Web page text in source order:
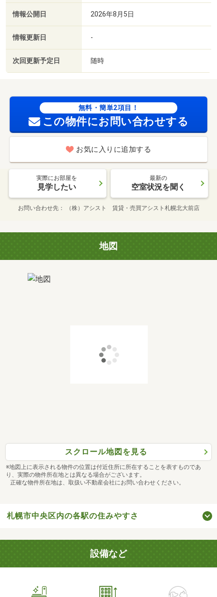
情報公開日 2026年8月5日
情報更新日 -
次回更新予定日 随時
無料・簡単2項目！
この物件にお問い合わせする
お気に入りに追加する
実際にお部屋を
見学したい
最新の
空室状況を聞く
お問い合わせ先 （株）アシスト 賃貸・売買アシスト札幌北大前店
地図
スクロール地図を見る
※地図上に表示される物件の位置は付近住所に所在することを表すものであ
り、実際の物件所在地とは異なる場合がございます。
正確な物件所在地は、取扱い不動産会社にお問い合わせください。
札幌市中央区内の各駅の住みやすさ
設備など